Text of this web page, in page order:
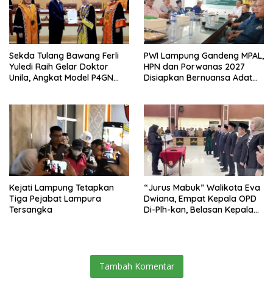
Sekda Tulang Bawang Ferli
Yuledi Raih Gelar Doktor
Unila, Angkat Model P4GN
PWI Lampung Gandeng MPAL,
HPN dan Porwanas 2027
Disiapkan Bernuansa Adat
Kejati Lampung Tetapkan
Tiga Pejabat Lampura
Tersangka
“Jurus Mabuk” Walikota Eva
Dwiana, Empat Kepala OPD
Di-Plh-kan, Belasan Kepala
Tambah Komentar